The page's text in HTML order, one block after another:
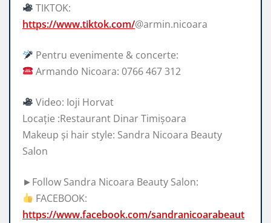
TIKTOK:
https://www.tiktok.com/@armin.nicoara
Pentru evenimente & concerte:
Armando Nicoara: 0766 467 312
Video: Ioji Horvat
Locație :Restaurant Dinar Timișoara
Makeup și hair style: Sandra Nicoara Beauty
Salon
►Follow Sandra Nicoara Beauty Salon:
FACEBOOK:
https://www.facebook.com/sandranicoarabeaut